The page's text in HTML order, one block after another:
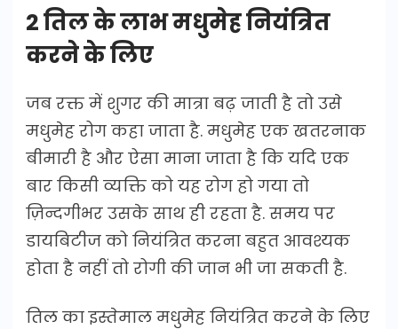
2 तिल के लाभ मधुमेह नियंत्रित
करने के लिए
जब रक्त में शुगर की मात्रा बढ़ जाती है तो उसे
मधुमेह रोग कहा जाता है. मधुमेह एक खतरनाक
बीमारी है और ऐसा माना जाता है कि यदि एक
बार किसी व्यक्ति को यह रोग हो गया तो
ज़िन्दगीभर उसके साथ ही रहता है. समय पर
डायबिटीज को नियंत्रित करना बहुत आवश्यक
होता है नहीं तो रोगी की जान भी जा सकती है.
तिल का इस्तेमाल मधुमेह नियंत्रित करने के लिए